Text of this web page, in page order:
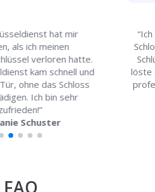
hat mir
als ich meinen
verloren hatte.
kam schnell und
ohne das Schloss
Ich bin sehr
Schuster
löste
FAQ